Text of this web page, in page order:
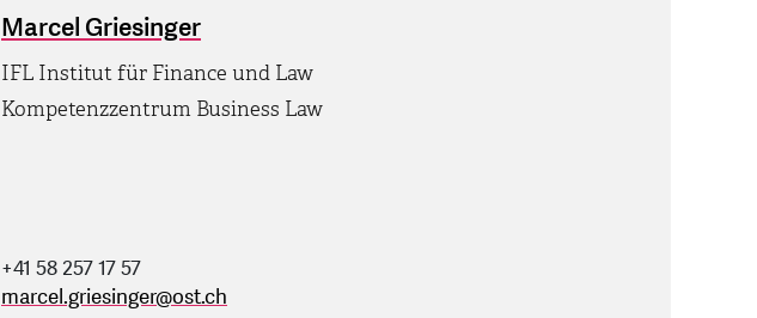
Marcel Griesinger
IFL Institut für Finance und Law
Kompetenzzentrum Business Law
+41 58 257 17 57
marcel.griesinger@ost.ch